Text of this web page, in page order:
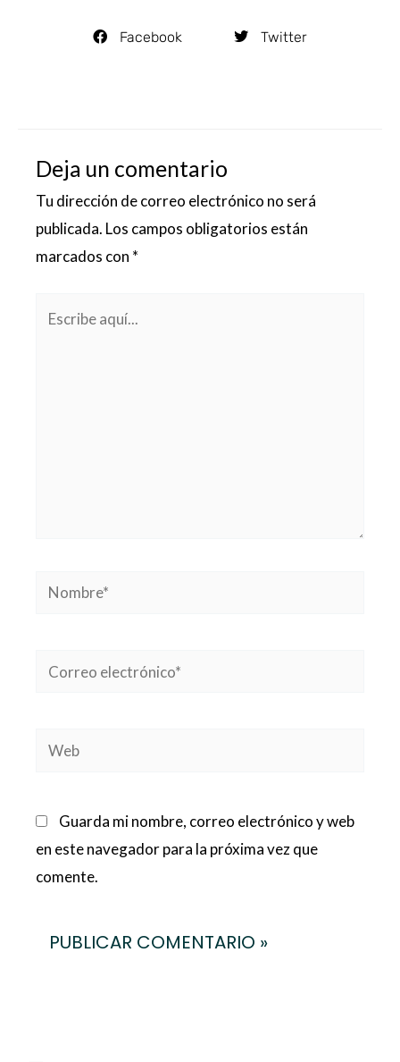
Facebook Twitter
Deja un comentario
Tu dirección de correo electrónico no será
publicada. Los campos obligatorios están
marcados con *
Nombre*
Correo
Web
Guarda mi nombre, correo electrónico y web
en este navegador para la próxima vez que
comente.